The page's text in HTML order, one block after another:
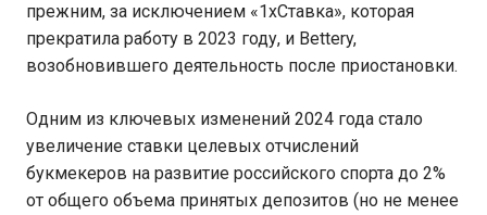
прежним, за исключением «1xСтавка», которая
прекратила работу в 2023 году, и Bettery,
возобновившего деятельность после приостановки.
Одним из ключевых изменений 2024 года стало
увеличение ставки целевых отчислений
букмекеров на развитие российского спорта до 2%
от общего объема принятых депозитов (но не менее